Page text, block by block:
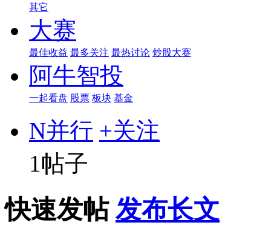
其它
大赛
最佳收益 最多关注 最热讨论 炒股大赛
阿牛智投
一起看盘 股票 板块 基金
N并行 +关注
1帖子
快速发帖 发布长文